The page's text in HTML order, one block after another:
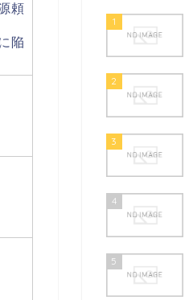
頼
陥
1
2
3
4
5